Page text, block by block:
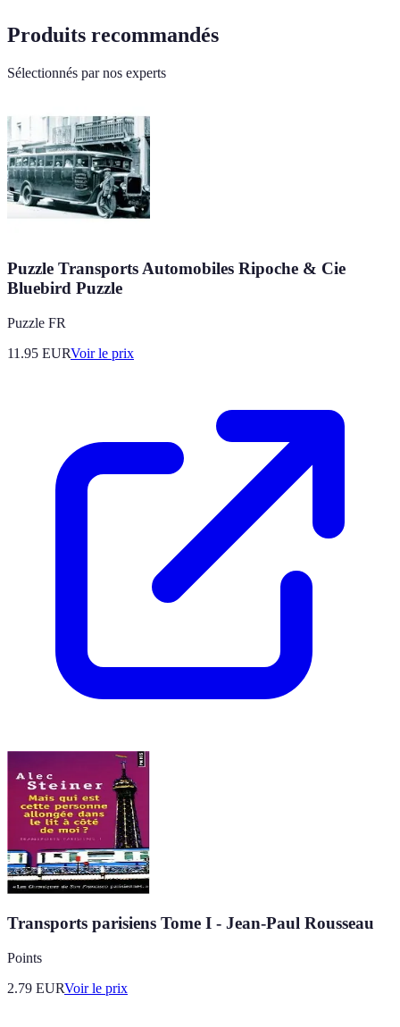
Produits recommandés
Sélectionnés par nos experts
Puzzle Transports Automobiles Ripoche & Cie
Bluebird Puzzle
Puzzle FR
11.95 EURVoir le prix
Transports parisiens Tome I - Jean-Paul Rousseau
Points
2.79 EURVoir le prix